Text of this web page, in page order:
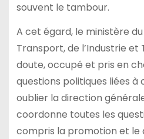
souvent le tambour.
A cet égard, le ministère
Transport, de l’Industrie et
doute, occupé et pris en
questions politiques liées à
oublier la direction
coordonne toutes les
compris la promotion et le